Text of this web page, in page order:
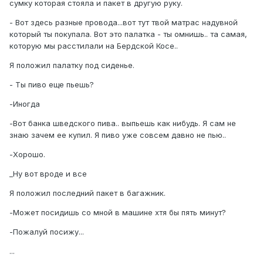
сумку которая стояла и пакет в другую руку.
- Вот здесь разные провода...вот тут твой матрас надувной
который ты покупала. Вот это палатка - ты омнишь.. та самая,
которую мы расстилали на Бердской Косе..
Я положил палатку под сиденье.
- Ты пиво еще пьешь?
-Иногда
-Вот банка шведского пива.. выпьешь как нибудь. Я сам не
знаю зачем ее купил. Я пиво уже совсем давно не пью..
-Хорошо.
_Ну вот вроде и все
Я положил последний пакет в багажник.
-Может посидишь со мной в машине хтя бы пять минут?
-Пожалуй посижу...
...